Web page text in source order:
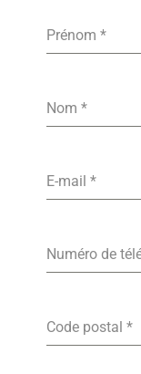
Prénom*
Nom*
E-mail*
Numéro de
Code postal*